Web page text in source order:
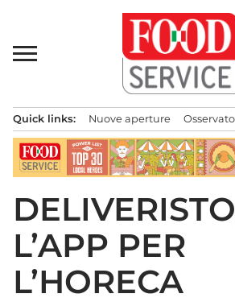
contenuto
principale
Quick links: Nuove aperture
L’APP PER
L’HORECA